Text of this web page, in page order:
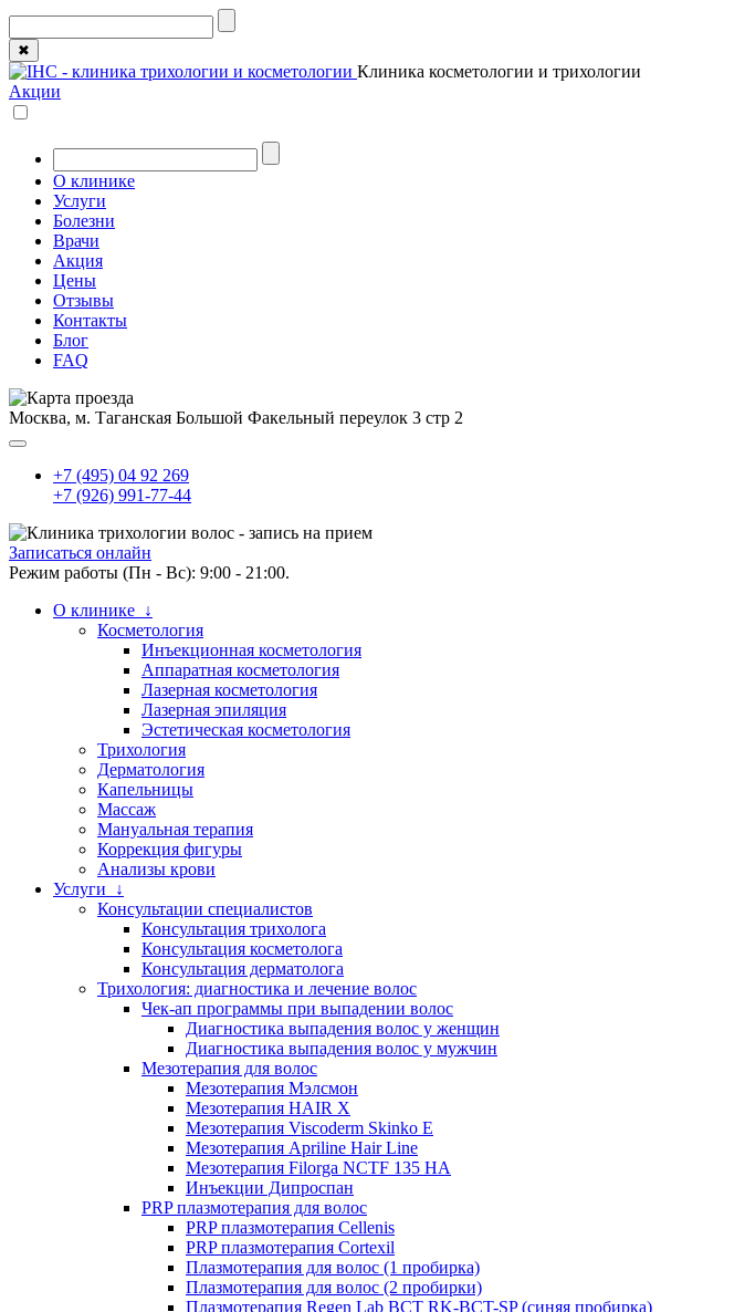
✖
Клиника косметологии и трихологии
Акции
О клинике
Услуги
Болезни
Врачи
Акция
Цены
Отзывы
Контакты
Блог
FAQ
Москва, м. Таганская Большой Факельный переулок 3 стр 2
+7 (495) 04 92 269
+7 (926) 991-77-44
Записаться онлайн
Режим работы (Пн - Вс): 9:00 - 21:00.
О клинике ↓
Косметология
Инъекционная косметология
Аппаратная косметология
Лазерная косметология
Лазерная эпиляция
Эстетическая косметология
Трихология
Дерматология
Капельницы
Массаж
Мануальная терапия
Коррекция фигуры
Анализы крови
Услуги ↓
Консультации специалистов
Консультация трихолога
Консультация косметолога
Консультация дерматолога
Трихология: диагностика и лечение волос
Чек-ап программы при выпадении волос
Диагностика выпадения волос у женщин
Диагностика выпадения волос у мужчин
Мезотерапия для волос
Мезотерапия Мэлсмон
Мезотерапия HAIR X
Мезотерапия Viscoderm Skinko E
Мезотерапия Apriline Hair Line
Мезотерапия Filorga NCTF 135 HA
Инъекции Дипроспан
PRP плазмотерапия для волос
PRP плазмотерапия Cellenis
PRP плазмотерапия Cortexil
Плазмотерапия для волос (1 пробирка)
Плазмотерапия для волос (2 пробирки)
Плазмотерапия Regen Lab BCT RK-BCT-SP (синяя пробирка)